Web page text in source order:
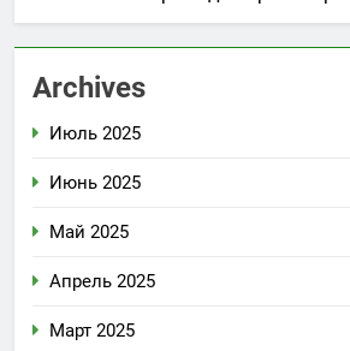
Archives
Июль 2025
Июнь 2025
Май 2025
Апрель 2025
Март 2025